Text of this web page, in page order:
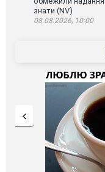
знати (NV)
08.08.2026, 10:00